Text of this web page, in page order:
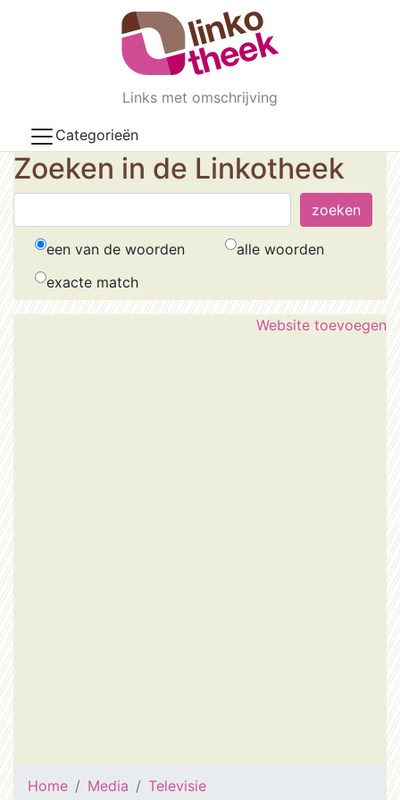
Skip to main content
Links met omschrijving
Categorieën
Zoeken in de Linkotheek
een van de woorden
alle woorden
exacte match
Website toevoegen
Home Media
Televisie